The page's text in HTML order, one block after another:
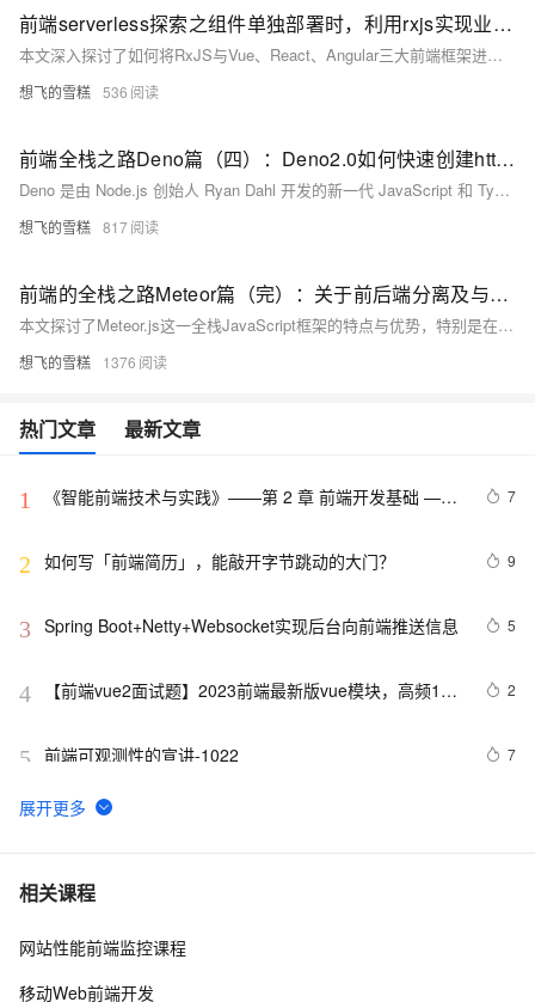
前端serverless探索之组件单独部署时，利用rxjs实现业务状态与vue-react-angular等框架的响应式状态映射
本文深入探讨了如何将RxJS与Vue、React、Angular三大前端框架进行集成，通过抽象出辅助方法`useRx`和`pushPipe`，实现跨框架的状态管理。具体介绍了各框架的响应式机制，展示了如何将RxJS的Observable对象转化为框架的响应式数据，并通过示例代码演示了使用方法。此外，还讨论了全局状态源与WebComponent的部署优化，以及一些实践中的改进点。这些方法不仅简化了异步编程，还提升了代码的可读性和可维护性。
想飞的雪糕 536
前端全栈之路Deno篇（四）：Deno2.0如何快速创建http一个 restfulapi/静态文件托管应用及oak框架介绍
Deno 是由 Node.js 创始人 Ryan Dahl 开发的新一代 JavaScript 和 TypeScript 运行时，旨在解决 Node.js 的设计缺陷，具备更强的安全性和内置的 TypeScript 支持。本文介绍了如何使用 Deno 内置的 `Deno.serve` 快速创建 HTTP 服务，并详细讲解了 Oak 框架的安装和使用方法，包括中间件、路由和静态文件服务等功能。Deno 和 Oak 的结合使得创建 RESTful API 变得高效且简便，非常适合快速开发和部署现代 Web 应用程序。
想飞的雪糕 817
前端的全栈之路Meteor篇（完）：关于前后端分离及与各框架的对比，浅析分离之下的潜在耦合
本文探讨了Meteor.js这一全栈JavaScript框架的特点与优势，特别是在前后端分离架构中的应用。Meteor通过共享数据结构和简化全栈开发流程，实现了前后端的紧密协作。文章还对比了其他全栈框架，如Next.js、Nuxt.js等，分析了各自的优势与适用场景，最后讨论了通过定义文档归属者和用户专有数据集简化后端构建及端云数据同步的方法。
想飞的雪糕 1376
热门文章 最新文章
1
《智能前端技术与实践》——第 2 章 前端开发基础 ——
7
2 如何写「前端简历」，能敲开字节跳动的大门？ 9
3 Spring Boot+Netty+Websocket实现后台向前端推送信息 5
4
【前端vue2面试题】2023前端最新版vue模块，高频17
2
5 前端可观测性的宣讲-1022 7
6 2022 前端包管理方案-pnpm 和 corepack
7 而桌面app向来是web前端开发开发人员下意识的避开方
8 前端常见的HTTP状态码
相关课程
网站性能前端监控课程
移动Web前端开发